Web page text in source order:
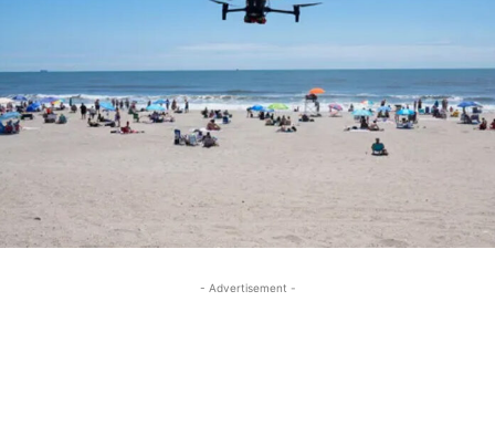
- Advertisement -